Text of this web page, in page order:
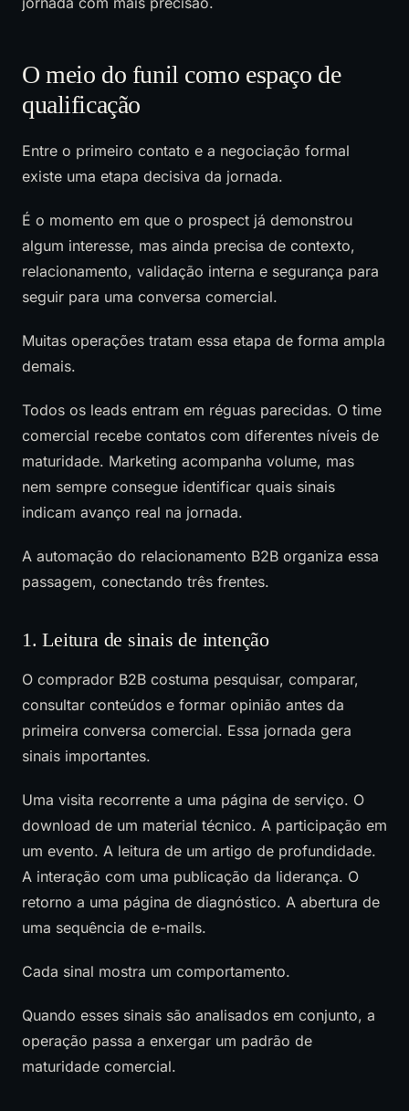
O meio do funil como espaço de
qualificação
Entre o primeiro contato e a negociação formal
existe uma etapa decisiva da jornada.
É o momento em que o prospect já demonstrou
algum interesse, mas ainda precisa de contexto,
relacionamento, validação interna e segurança para
seguir para uma conversa comercial.
Muitas operações tratam essa etapa de forma ampla
demais.
Todos os leads entram em réguas parecidas. O time
comercial recebe contatos com diferentes níveis de
maturidade. Marketing acompanha volume, mas
nem sempre consegue identificar quais sinais
indicam avanço real na jornada.
A automação do relacionamento B2B organiza essa
passagem, conectando três frentes.
1. Leitura de sinais de intenção
O comprador B2B costuma pesquisar, comparar,
consultar conteúdos e formar opinião antes da
primeira conversa comercial. Essa jornada gera
sinais importantes.
Uma visita recorrente a uma página de serviço. O
download de um material técnico. A participação em
um evento. A leitura de um artigo de profundidade.
A interação com uma publicação da liderança. O
retorno a uma página de diagnóstico. A abertura de
uma sequência de e-mails.
Cada sinal mostra um comportamento.
Quando esses sinais são analisados em conjunto, a
operação passa a enxergar um padrão de
maturidade comercial.